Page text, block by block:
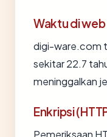
Waktu di
digi-ware.com
sekitar 22.7
meninggalkan
Enkripsi
Pemeriksaan